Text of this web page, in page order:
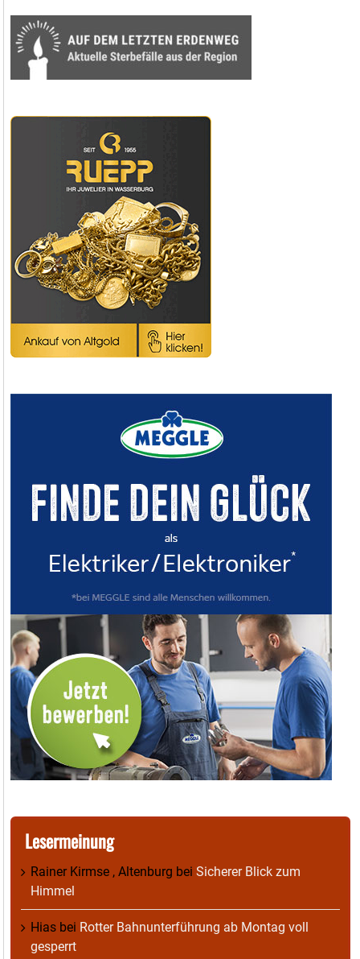
Lesermeinung
Rainer Kirmse , Altenburg bei Sicherer Blick zum
Himmel
Hias bei Rotter Bahnunterführung ab Montag voll
gesperrt